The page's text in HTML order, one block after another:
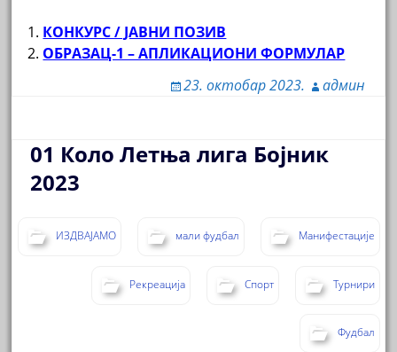
КОНКУРС / ЈАВНИ ПОЗИВ
ОБРАЗАЦ-1 – АПЛИКАЦИОНИ ФОРМУЛАР
23. октобар 2023.
админ
01 Коло Летња лига Бојник
2023
ИЗДВАЈАМО мали фудбал Манифестације
Рекреација Спорт Турнири
Фудбал